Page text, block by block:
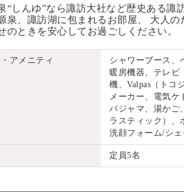
“しんゆ”なら諏訪大社など歴史ある諏
泉、諏訪湖に包まれるお部屋、 大人
のときを安心してお過ごしください。
アメニティ
シャワーブース、
暖房機器、テレビ
機、Valpas（トコ
メーカー、電気ケ
パジャマ、湯かご
ラスティック）、
洗顔フォーム/シ
定員5名